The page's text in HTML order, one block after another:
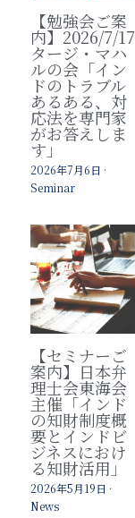
検索
【勉強会ご案
内】2026/7/17
タージ・マハ
ルの会「イン
ドのトラブル
あるある、対
応法を専門家
がお答えしま
す」
2026年7月6日 ·
Seminar
【セミナーご
案内】日本弁
理士会東海会
主催「インド
の知財制度概
要とインドビ
ジネスにおけ
る知財活用」
2026年5月19日 ·
News